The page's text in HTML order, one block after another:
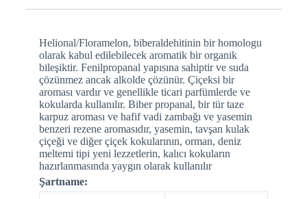
Helional/Floramelon, biberaldehitinin bir homologu
olarak kabul edilebilecek aromatik bir organik
bileşiktir. Fenilpropanal yapısına sahiptir ve suda
çözünmez ancak alkolde çözünür. Çiçeksi bir
aroması vardır ve genellikle ticari parfümlerde ve
kokularda kullanılır. Biber propanal, bir tür taze
karpuz aroması ve hafif vadi zambağı ve yasemin
benzeri rezene aromasıdır, yasemin, tavşan kulak
çiçeği ve diğer çiçek kokularının, orman, deniz
meltemi tipi yeni lezzetlerin, kalıcı kokuların
hazırlanmasında yaygın olarak kullanılır
Şartname: